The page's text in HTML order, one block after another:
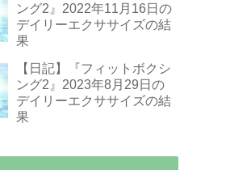
ング2』2022年11月16日の
デイリーエクササイズの結
果
【日記】『フィットボクシ
ング2』2023年8月29日の
デイリーエクササイズの結
果